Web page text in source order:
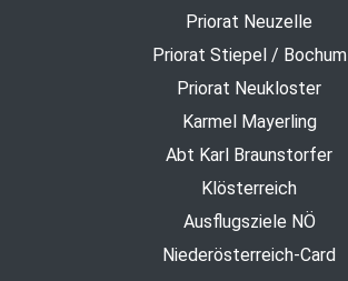
Priorat Neuzelle
Priorat Stiepel / Bochum
Priorat Neukloster
Karmel Mayerling
Abt Karl Braunstorfer
Klösterreich
Ausflugsziele NÖ
Niederösterreich-Card